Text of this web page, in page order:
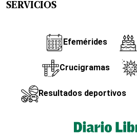
SERVICIOS
Efemérides
Crucigramas
Resultados deportivos